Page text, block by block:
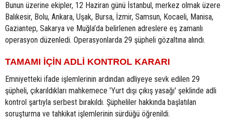
Bunun üzerine ekipler, 12 Haziran günü İstanbul, merkez olmak üzere
Balıkesir, Bolu, Ankara, Uşak, Bursa, İzmir, Samsun, Kocaeli, Manisa,
Gaziantep, Sakarya ve Muğla’da belirlenen adreslere eş zamanlı
operasyon düzenledi. Operasyonlarda 29 şüpheli gözaltına alındı.
TAMAMI İÇİN ADLİ KONTROL KARARI
Emniyetteki ifade işlemlerinin ardından adliyeye sevk edilen 29
şüpheli, çıkarıldıkları mahkemece 'Yurt dışı çıkış yasağı' şeklinde adli
kontrol şartıyla serbest bırakıldı. Şüpheliler hakkında başlatılan
soruşturma ve tahkikat işlemlerinin sürdüğü öğrenildi.